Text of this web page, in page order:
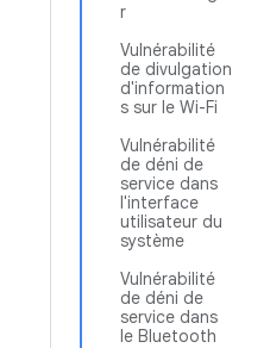
r
Vulnérabilité
de divulgation
d'information
s sur le Wi-Fi
Vulnérabilité
de déni de
service dans
l'interface
utilisateur du
système
Vulnérabilité
de déni de
service dans
le Bluetooth